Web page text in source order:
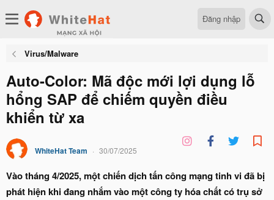
Đăng nhập
Virus/Malware
Auto-Color: Mã độc mới lợi dụng lỗ
hổng SAP để chiếm quyền điều
khiển từ xa
WhiteHat Team 30/07/2025
Vào tháng 4/2025, một chiến dịch tấn công mạng tinh vi đã bị
phát hiện khi đang nhắm vào một công ty hóa chất có trụ sở